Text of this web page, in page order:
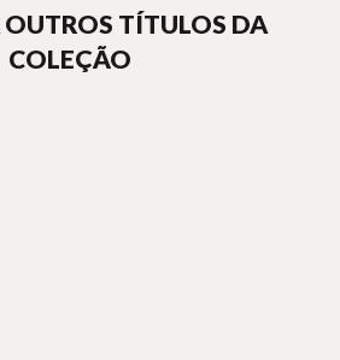
TÍTULOS DA
COLEÇÃO